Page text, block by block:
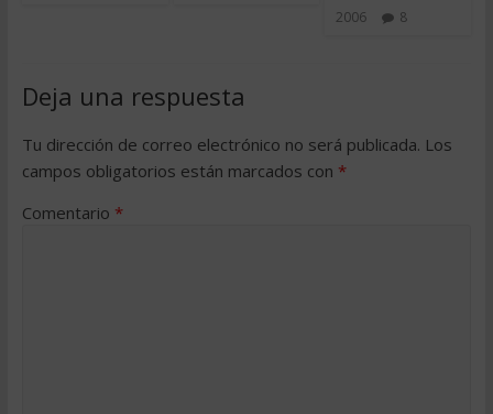
2006
8
Deja una respuesta
Tu dirección de correo electrónico no será publicada. Los
campos obligatorios están marcados con *
Comentario *